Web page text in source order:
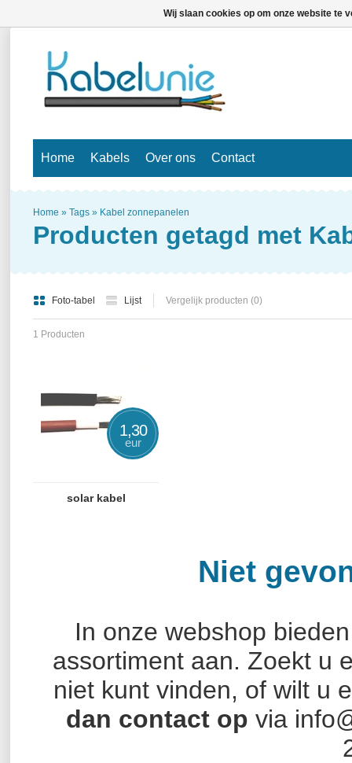
Home Kabels Over ons Contact
Home » Tags » Kabel zonnepanelen
Producten getagd met
Foto-tabel Lijst Vergelijk producten (0)
1 Producten
1,30
eur
solar kabel
Niet
In onze webshop
assortiment aan. Zoekt u
niet kunt vinden, of wilt u
dan contact op via
Wij slaan cookies op om onze website te